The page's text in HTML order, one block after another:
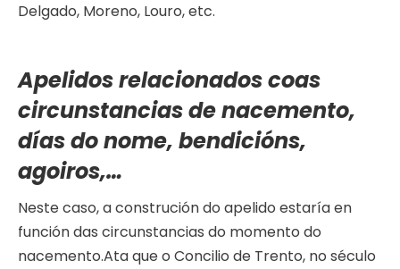
Delgado, Moreno, Louro, etc.
Apelidos relacionados coas
circunstancias de nacemento,
días do nome, bendicións,
agoiros,…
Neste caso, a construción do apelido estaría en
función das circunstancias do momento do
nacemento.Ata que o Concilio de Trento, no século